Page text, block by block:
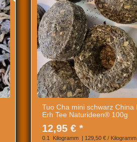
Tuo Cha mini schwarz China
Erh Tee Naturideen® 100g
12,95 € *
0.1 Kilogramm | 129,50 € / Kilogramm